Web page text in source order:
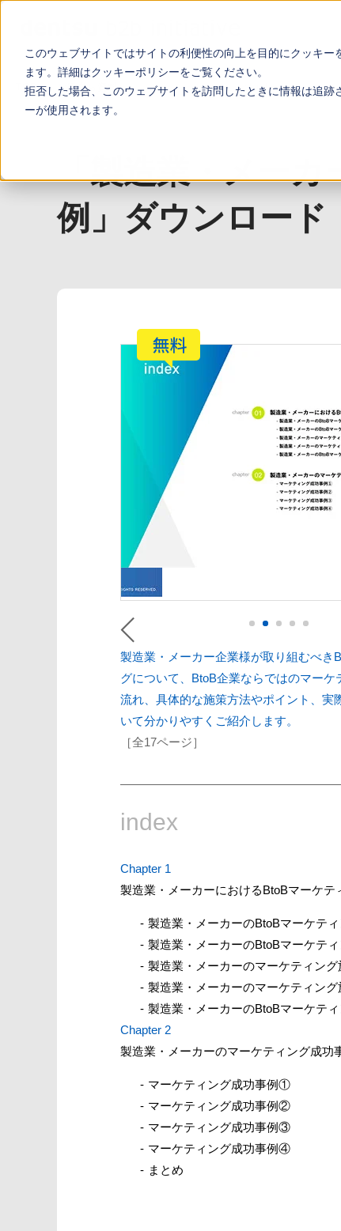
このウェブサイトではサイトの利便性の向上を目的にクッキ
ます。詳細はクッキーポリシーをご覧ください。
拒否した場合、このウェブサイトを訪問したときに情報は追
ーが使用されます。
TOP お役立ち資料 「製造業・メーカー向けBtoBマーケティン
「製造業・メーカ
例」ダウンロード
製造業・メーカー企業様が取り組むべき
グについて、BtoB企業ならではのマーケ
流れ、具体的な施策方法やポイント、実
いて分かりやすくご紹介します。
［全17ページ］
index
Chapter 1
製造業・メーカーにおけるBtoBマーケテ
製造業・メーカーのBtoBマーケテ
製造業・メーカーのBtoBマーケテ
製造業・メーカーのマーケティン
製造業・メーカーのマーケティン
製造業・メーカーのBtoBマーケテ
Chapter 2
製造業・メーカーのマーケティング成功
マーケティング成功事例①
マーケティング成功事例②
マーケティング成功事例③
マーケティング成功事例④
まとめ